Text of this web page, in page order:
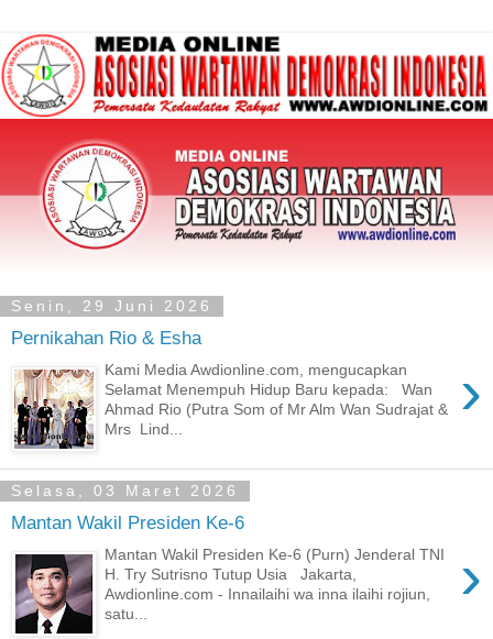
Senin, 29 Juni 2026
Pernikahan Rio & Esha
›
Kami Media Awdionline.com, mengucapkan
Selamat Menempuh Hidup Baru kepada: Wan
Ahmad Rio (Putra Som of Mr Alm Wan Sudrajat &
Mrs Lind...
Selasa, 03 Maret 2026
Mantan Wakil Presiden Ke-6
›
Mantan Wakil Presiden Ke-6 (Purn) Jenderal TNI
H. Try Sutrisno Tutup Usia Jakarta,
Awdionline.com - Innailaihi wa inna ilaihi rojiun,
satu...